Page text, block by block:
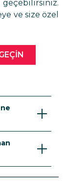
ve size özel
göreve